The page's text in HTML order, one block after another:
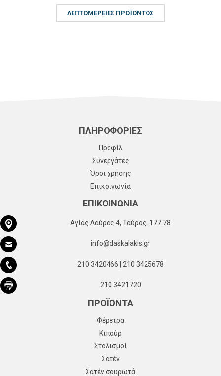
ΛΕΠΤΟΜΈΡΕΙΕΣ ΠΡΟΪΌΝΤΟΣ
ΠΛΗΡΟΦΟΡΙΕΣ
Προφίλ
Συνεργάτες
Όροι χρήσης
Επικοινωνία
ΕΠΙΚΟΙΝΩΝΙΑ
Αγίας Λαύρας 4, Ταύρος, 177 78
info@daskalakis.gr
210 3420466 | 210 3425678
210 3421720
ΠΡΟΪΟΝΤΑ
Φέρετρα
Κιπούρ
Στολισμοί
Σατέν
Σατέν σουρωτά